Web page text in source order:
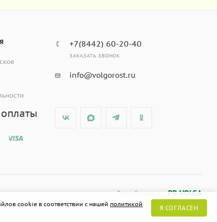
+7(8442) 60-20-40
ЗАКАЗАТЬ ЗВОНОК
info@volgorost.ru
Разработано в PR-VOLGA
cookie в соответствии с нашей политикой
Я СОГЛАСЕН